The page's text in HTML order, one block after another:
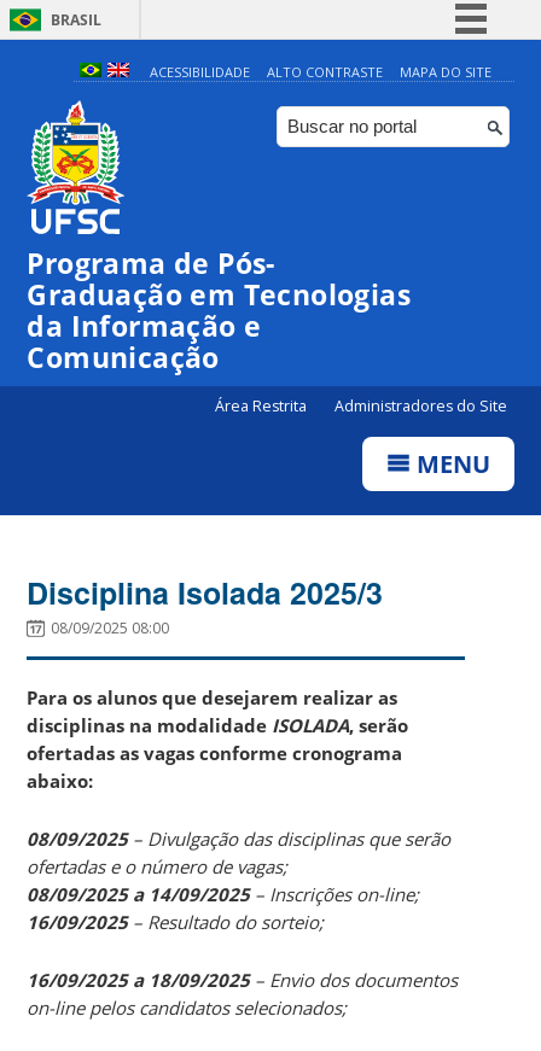
BRASIL
Simplifique!
Comunica BR
Participe
ACESSIBILIDADE ALTO CONTRASTE MAPA DO SITE
Programa de Pós-
Graduação em Tecnologias
da Informação e
Comunicação
Área Restrita Administradores do Site
MENU
Disciplina Isolada 2025/3
08/09/2025 08:00
Para os alunos que desejarem realizar as
disciplinas na modalidade ISOLADA, serão
ofertadas as vagas conforme cronograma
abaixo:
08/09/2025– Divulgação das disciplinas que serão
ofertadas e o número de vagas;
08/09/2025 a 14/09/2025– Inscrições on-line;
16/09/2025– Resultado do sorteio;
16/09/2025 a 18/09/2025– Envio dos documentos
on-line pelos candidatos selecionados;